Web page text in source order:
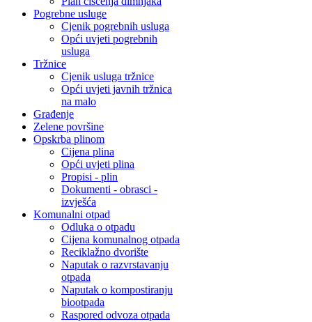
Pogrebne usluge
Cjenik pogrebnih usluga
Opći uvjeti pogrebnih
usluga
Tržnice
Cjenik usluga tržnice
Opći uvjeti javnih tržnica
na malo
Građenje
Zelene površine
Opskrba plinom
Cijena plina
Opći uvjeti plina
Propisi - plin
Dokumenti - obrasci -
izvješća
Komunalni otpad
Odluka o otpadu
Cijena komunalnog otpada
Reciklažno dvorište
Naputak o razvrstavanju
otpada
Naputak o kompostiranju
biootpada
Raspored odvoza otpada